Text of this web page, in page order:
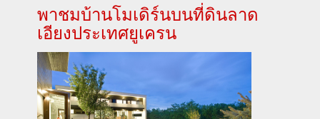
พาชมบ้านโมเดิร์นบนที่ดินลาด
เอียงประเทศยูเครน